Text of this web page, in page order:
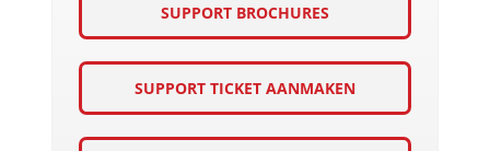
SUPPORT BROCHURES
SUPPORT TICKET AANMAKEN